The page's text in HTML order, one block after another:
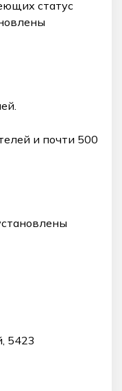
статус
и почти 500
5423